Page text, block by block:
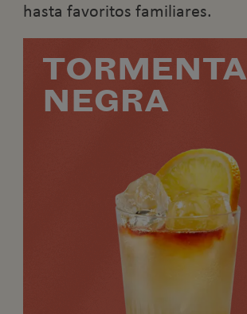
hasta favoritos familiares.
TORMENTA
NEGRA